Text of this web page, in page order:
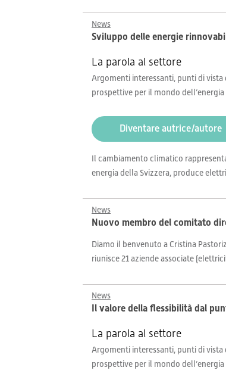
News
Sviluppo delle energie
La parola al settore
Argomenti interessanti, punti di vista
prospettive per il mondo dell’energia
Diventare autrice/autore
Il cambiamento climatico
energia della Svizzera, produce
News
Nuovo membro del comitato
Diamo il benvenuto a Cristina
riunisce 21 aziende associate
News
Il valore della flessibilità dal
La parola al settore
Argomenti interessanti, punti di vista
prospettive per il mondo dell’energia